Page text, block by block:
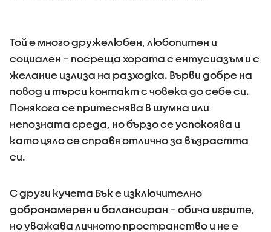
Той е много дружелюбен, любопитен и
социален – посреща хората с ентусиазъм и с
желание излиза на разходка. Върви добре на
повод и търси контакт с човека до себе си.
Понякога се притеснява в шумна или
непозната среда, но бързо се успокоява и
като цяло се справя отлично за възрастта
си.
С други кучета Бък е изключително
добронамерен и балансиран – обича игрите,
но уважава личното пространство и не е